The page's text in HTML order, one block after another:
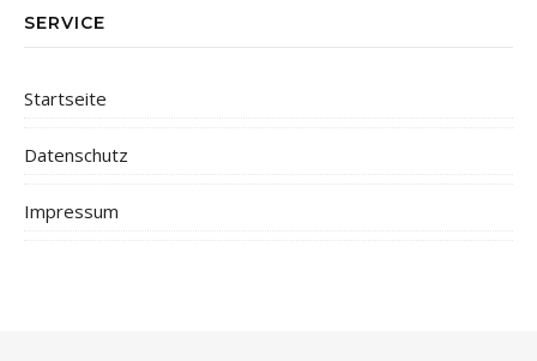
SERVICE
Startseite
Datenschutz
Impressum